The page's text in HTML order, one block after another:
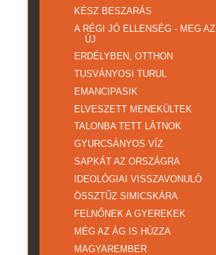
KÉSZ BESZARÁS
A RÉGI JÓ ELLENSÉG - MEG AZ
ÚJ
ERDÉLYBEN, OTTHON
TUSVÁNYOSI TURUL
EMANCIPASIK
ELVESZETT MENEKÜLTEK
TALONBA TETT LÁTNOK
GYURCSÁNYOS VÍZ
SAPKÁT AZ ORSZÁGRA
IDEOLÓGIAI VISSZAVONULÓ
ÖSSZTŰZ SIMICSKÁRA
FELNŐNEK A GYEREKEK
MÉG AZ ÁG IS HÚZZA
MAGYAREMBER